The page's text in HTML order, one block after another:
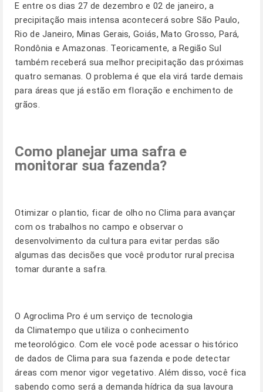
E entre os dias 27 de dezembro e 02 de janeiro, a
precipitação mais intensa acontecerá sobre São Paulo,
Rio de Janeiro, Minas Gerais, Goiás, Mato Grosso, Pará,
Rondônia e Amazonas. Teoricamente, a Região Sul
também receberá sua melhor precipitação das próximas
quatro semanas. O problema é que ela virá tarde demais
para áreas que já estão em floração e enchimento de
grãos.
Como planejar uma safra e
monitorar sua fazenda?
Otimizar o plantio, ficar de olho no Clima para avançar
com os trabalhos no campo e observar o
desenvolvimento da cultura para evitar perdas são
algumas das decisões que você produtor rural precisa
tomar durante a safra.
O Agroclima Pro é um serviço de tecnologia
da Climatempo que utiliza o conhecimento
meteorológico. Com ele você pode acessar o histórico
de dados de Clima para sua fazenda e pode detectar
áreas com menor vigor vegetativo. Além disso, você fica
sabendo como será a demanda hídrica da sua lavoura